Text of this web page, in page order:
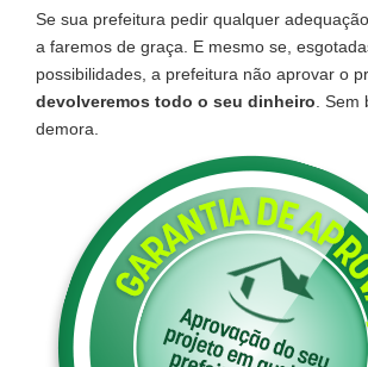
Se sua prefeitura pedir qualquer
a faremos de graça. E mesmo se,
possibilidades, a prefeitura não aprovar o
devolveremos todo o seu dinheiro .
demora.